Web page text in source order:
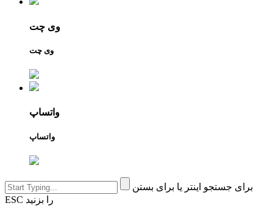
وی چت
وی چت
واتساپ
واتساپ
برای جستجو اینتر یا برای بستن
ESC را بزنید